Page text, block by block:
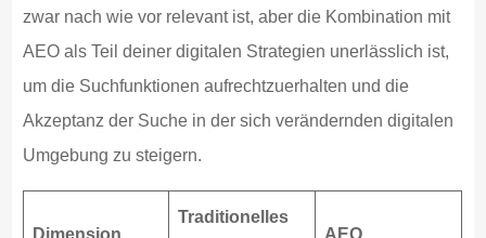
zwar nach wie vor relevant ist, aber die Kombination mit
AEO als Teil deiner digitalen Strategien unerlässlich ist,
um die Suchfunktionen aufrechtzuerhalten und die
Akzeptanz der Suche in der sich verändernden digitalen
Umgebung zu steigern.
Dimension
Traditionelles
AEO